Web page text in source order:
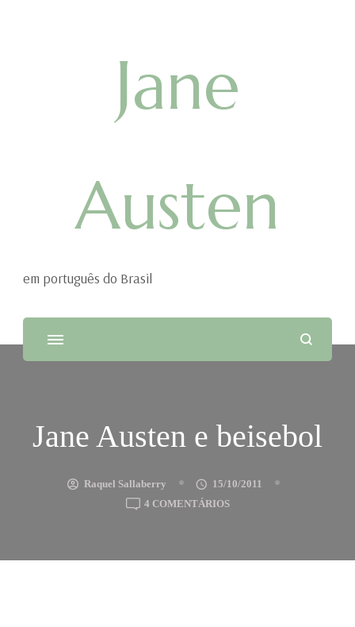
Jane
Austen
em português do Brasil
Jane Austen e beisebol
Raquel Sallaberry
15/10/2011
4 COMENTÁRIOSEM
E